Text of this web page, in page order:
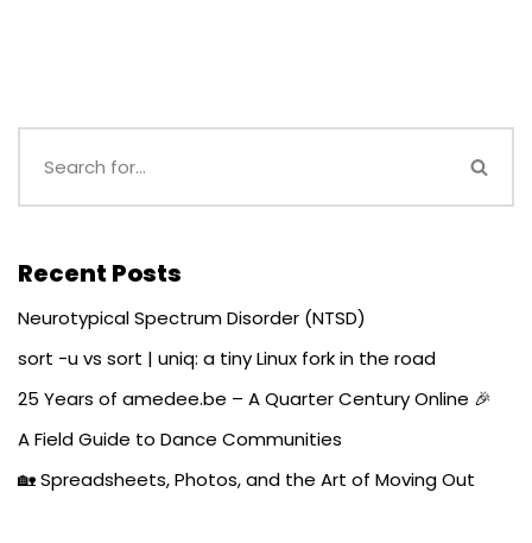
Recent Posts
Neurotypical Spectrum Disorder (NTSD)
sort -u vs sort | uniq: a tiny Linux fork in the road
25 Years of amedee.be – A Quarter Century Online 🎉
A Field Guide to Dance Communities
🏡 Spreadsheets, Photos, and the Art of Moving Out